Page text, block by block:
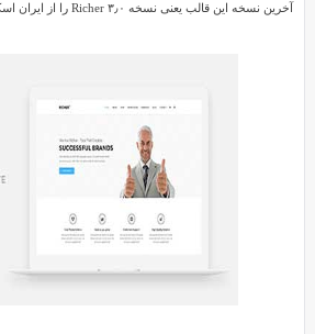
آخرین نسخه این قالب یعنی نسخه ۳٫۰ Richer را از ایران اسکریپت دریافت کنید.